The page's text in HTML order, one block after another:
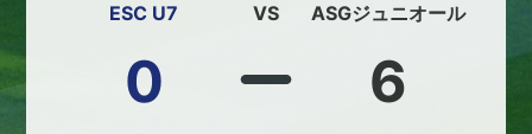
ESC U7
0
VS ASGジュニオール
6